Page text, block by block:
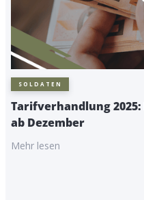
SOLDATEN
Tarifverhandlung
ab Dezember
Mehr lesen